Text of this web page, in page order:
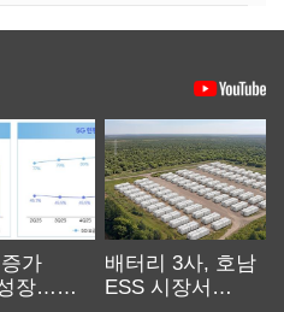
가
장…
배터리 3사, 호남
ESS 시장서